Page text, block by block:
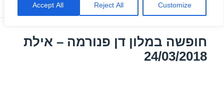
Customize
Reject All
Accept All
חופשה במלון דן פנורמה – אילת
24/03/2018